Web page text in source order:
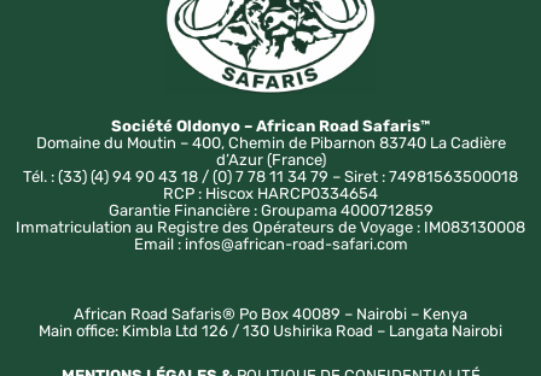
Société Oldonyo – African Road Safaris™
Domaine du Moutin – 400, Chemin de Pibarnon 83740 La Cadière
d’Azur (France)
Tél. : (33) (4) 94 90 43 18 / (0) 7 78 11 34 79 – Siret : 74981563500018
RCP : Hiscox HARCP0334654
Garantie Financière : Groupama 4000712859
Immatriculation au Registre des Opérateurs de Voyage : IM083130008
Email : infos@african-road-safari.com
African Road Safaris® Po Box 40089 – Nairobi – Kenya
Main office: Kimbla Ltd 126 / 130 Ushirika Road – Langata Nairobi